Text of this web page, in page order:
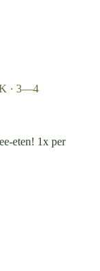
· 3—4
eten! 1x per